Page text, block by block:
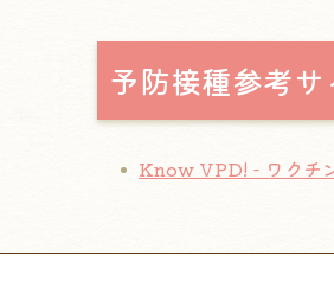
予防接種参考サ
Know VPD! - ワクチ